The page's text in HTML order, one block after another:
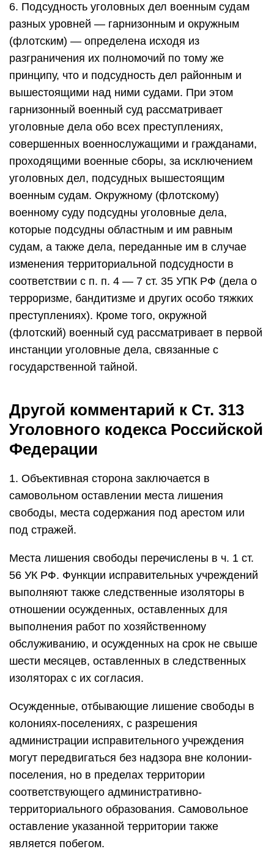
6. Подсудность уголовных дел военным судам
разных уровней — гарнизонным и окружным
(флотским) — определена исходя из
разграничения их полномочий по тому же
принципу, что и подсудность дел районным и
вышестоящими над ними судами. При этом
гарнизонный военный суд рассматривает
уголовные дела обо всех преступлениях,
совершенных военнослужащими и гражданами,
проходящими военные сборы, за исключением
уголовных дел, подсудных вышестоящим
военным судам. Окружному (флотскому)
военному суду подсудны уголовные дела,
которые подсудны областным и им равным
судам, а также дела, переданные им в случае
изменения территориальной подсудности в
соответствии с п. п. 4 — 7 ст. 35 УПК РФ (дела о
терроризме, бандитизме и других особо тяжких
преступлениях). Кроме того, окружной
(флотский) военный суд рассматривает в первой
инстанции уголовные дела, связанные с
государственной тайной.
Другой комментарий к Ст. 313
Уголовного кодекса Российской
Федерации
1. Объективная сторона заключается в
самовольном оставлении места лишения
свободы, места содержания под арестом или
под стражей.
Места лишения свободы перечислены в ч. 1 ст.
56 УК РФ. Функции исправительных учреждений
выполняют также следственные изоляторы в
отношении осужденных, оставленных для
выполнения работ по хозяйственному
обслуживанию, и осужденных на срок не свыше
шести месяцев, оставленных в следственных
изоляторах с их согласия.
Осужденные, отбывающие лишение свободы в
колониях-поселениях, с разрешения
администрации исправительного учреждения
могут передвигаться без надзора вне колонии-
поселения, но в пределах территории
соответствующего административно-
территориального образования. Самовольное
оставление указанной территории также
является побегом.